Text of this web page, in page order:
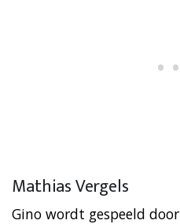
Mathias Vergels
Gino wordt gespeeld door